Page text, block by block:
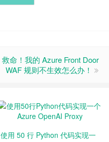
救命！我的 Azure Front Door
WAF 规则不生效怎么办！
使用 50 行 Python 代码实现一